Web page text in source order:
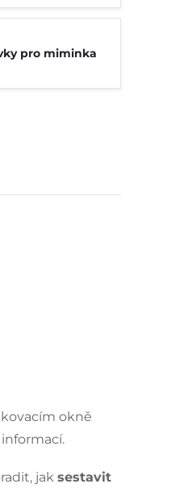
pro miminka
okně
jak sestavit